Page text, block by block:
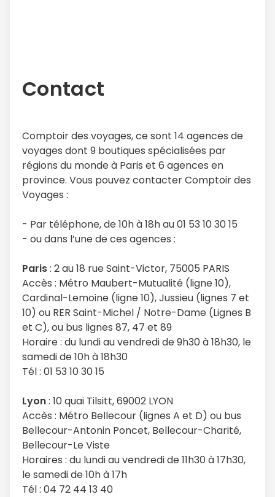
Contact
Comptoir des voyages, ce sont 14 agences de
voyages dont 9 boutiques spécialisées par
régions du monde à Paris et 6 agences en
province. Vous pouvez contacter Comptoir des
Voyages :
- Par téléphone, de 10h à 18h au 01 53 10 30 15
- ou dans l’une de ces agences :
Paris: 2 au 18 rue Saint-Victor, 75005 PARIS
Accès : Métro Maubert-Mutualité (ligne 10),
Cardinal-Lemoine (ligne 10), Jussieu (lignes 7 et
10) ou RER Saint-Michel / Notre-Dame (Lignes B
et C), ou bus lignes 87, 47 et 89
Horaire : du lundi au vendredi de 9h30 à 18h30, le
samedi de 10h à 18h30
Tél : 01 53 10 30 15
Lyon: 10 quai Tilsitt, 69002 LYON
Accès : Métro Bellecour (lignes A et D) ou bus
Bellecour-Antonin Poncet, Bellecour-Charité,
Bellecour-Le Viste
Horaires : du lundi au vendredi de 11h30 à 17h30,
le samedi de 10h à 17h
Tél : 04 72 44 13 40